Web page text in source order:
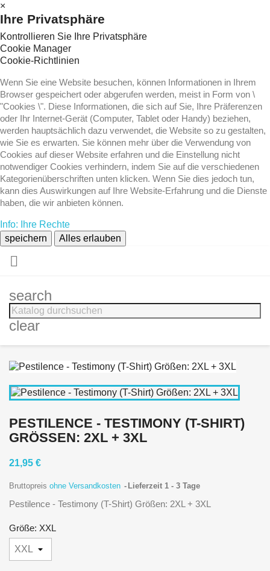
×
Ihre Privatsphäre
Kontrollieren Sie Ihre Privatsphäre
Cookie Manager
Cookie-Richtlinien
Wenn Sie eine Website besuchen, können Informationen in Ihrem
Browser gespeichert oder abgerufen werden, meist in Form von \
"Cookies \". Diese Informationen, die sich auf Sie, Ihre Präferenzen
oder Ihr Internet-Gerät (Computer, Tablet oder Handy) beziehen,
werden hauptsächlich dazu verwendet, die Website so zu gestalten,
wie Sie es erwarten. Sie können mehr über die Verwendung von
Cookies auf dieser Website erfahren und die Einstellung nicht
notwendiger Cookies verhindern, indem Sie auf die verschiedenen
Kategorienüberschriften unten klicken. Wenn Sie dies jedoch tun,
kann dies Auswirkungen auf Ihre Website-Erfahrung und die Dienste
haben, die wir anbieten können.
Info: Ihre Rechte
speichern
Alles erlauben

search
clear
PESTILENCE - TESTIMONY (T-SHIRT)
GRÖSSEN: 2XL + 3XL
21,95 €
Bruttopreis ohne Versandkosten Lieferzeit 1 - 3 Tage
Pestilence - Testimony (T-Shirt) Größen: 2XL + 3XL
Größe: XXL